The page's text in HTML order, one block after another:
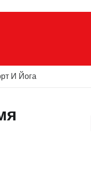
И Йога